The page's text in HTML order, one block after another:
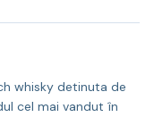
whisky detinuta de
cel mai vandut în